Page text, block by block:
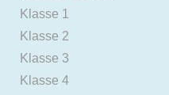
Klasse 1
Klasse 2
Klasse 3
Klasse 4